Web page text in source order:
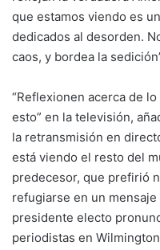
que estamos viendo es
dedicados al desorden.
caos, y bordea la
“Reflexionen acerca de
esto” en la televisión,
la retransmisión en
está viendo el resto del
predecesor, que prefirió
refugiarse en un
presidente electo
periodistas en